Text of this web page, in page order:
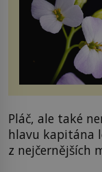
Pláč, ale také
hlavu kapitána
z nejčernějších